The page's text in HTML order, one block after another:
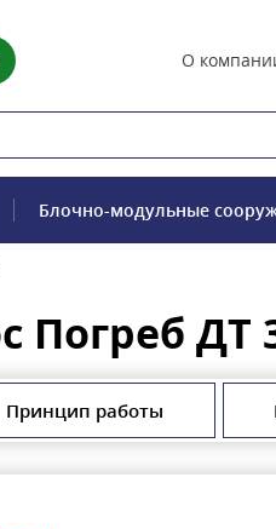
О
Блочно-модульные
Погреб ДТ
Принцип работы